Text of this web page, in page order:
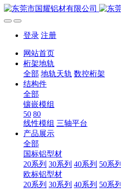
登录 注册
网站首页
桁架地轨
全部 地轨天轨 数控桁架
结构件
全部
镶嵌模组
50 80
线性模组 三轴平台
产品展示
全部
国标铝型材
20系列 30系列 40系列 50系列
欧标铝型材
20系列 30系列 40系列 50系列